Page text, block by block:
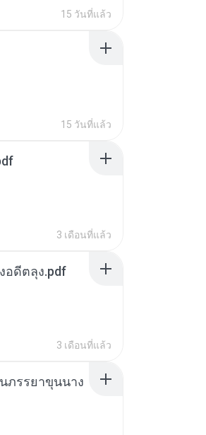
15 วันที่แล้ว
15 วันที่แล้ว
3 เดือนที่แล้ว
อดีตลุง.pdf
3 เดือนที่แล้ว
ภรรยาขุนนาง